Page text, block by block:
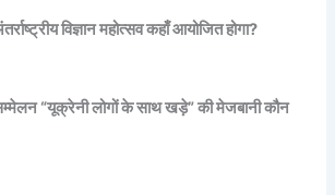
विज्ञान महोत्सव कहाँ आयोजित होगा?
“यूक्रेनी लोगों के साथ खड़े” की मेजबानी कौन